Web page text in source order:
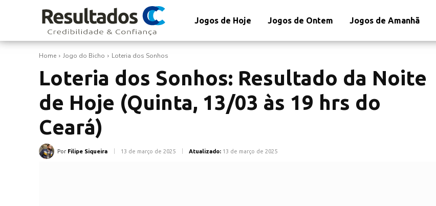
Jogos de Hoje Jogos de Ontem Jogos de Amanhã
Home Jogo do Bicho Loteria dos Sonhos
Loteria dos Sonhos: Resultado da Noite
de Hoje (Quinta, 13/03 às 19 hrs do
Ceará)
Por Filipe Siqueira 13 de março de 2025 Atualizado: 13 de março de 2025